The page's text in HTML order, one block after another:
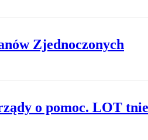
Zjednoczonych
o pomoc. LOT